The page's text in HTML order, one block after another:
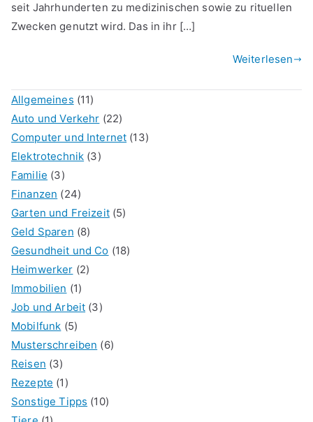
seit Jahrhunderten zu medizinischen sowie zu rituellen
Zwecken genutzt wird. Das in ihr […]
Weiterlesen
Allgemeines (11)
Auto und Verkehr (22)
Computer und Internet (13)
Elektrotechnik (3)
Familie (3)
Finanzen (24)
Garten und Freizeit(5)
Geld Sparen (8)
Gesundheit und Co (18)
Heimwerker (2)
Immobilien (1)
Job und Arbeit (3)
Mobilfunk (5)
Musterschreiben (6)
Reisen (3)
Rezepte (1)
Sonstige Tipps (10)